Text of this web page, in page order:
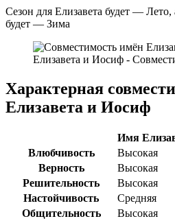
Сезон для Елизавета будет —
будет — Зима
Елизавета и Иосиф -
Характерная
Елизавета и Иосиф
Имя
Влюбчивость
Высокая
Верность
Высокая
Решительность
Высокая
Настойчивость
Средняя
Общительность
Высокая